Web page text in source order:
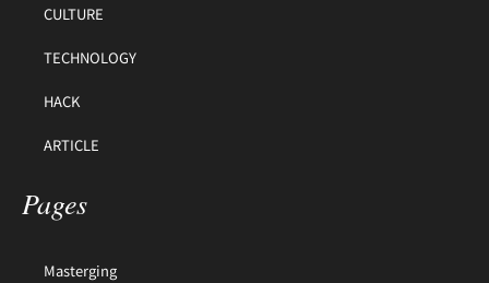
CULTURE
TECHNOLOGY
HACK
ARTICLE
Pages
Masterging